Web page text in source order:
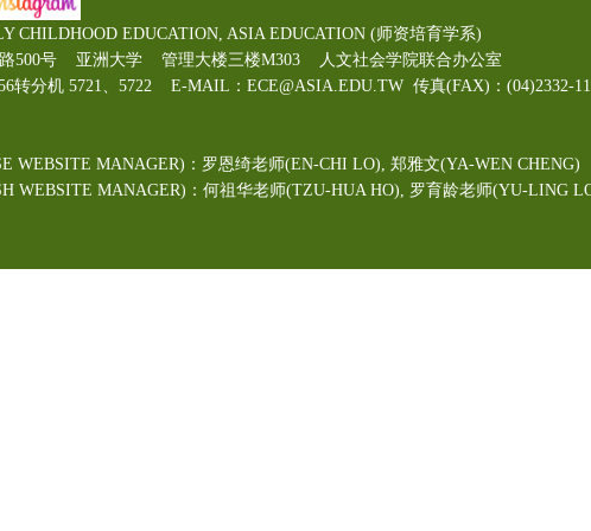
CHILDHOOD EDUCATION, ASIA EDUCATION (师资培育学系)
路500号 亚洲大学 管理大楼三楼M303 人文社会学院联合办公室
转分机 5721、5722 E-MAIL：ECE@ASIA.EDU.TW 传真(FAX)：(04)2332-
WEBSITE MANAGER)：罗恩绮老师(EN-CHI LO), 郑雅文(YA-WEN CHENG)
WEBSITE MANAGER)：何祖华老师(TZU-HUA HO), 罗育龄老师(YU-LING